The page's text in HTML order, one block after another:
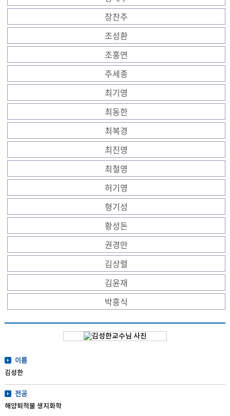
장찬주
조성환
조홍연
주세종
최기영
최동한
최복경
최진영
최철영
허기영
형기성
황성돈
권경만
김상렬
김윤재
박흥식
이름
김성한
전공
해양퇴적물 생지화학